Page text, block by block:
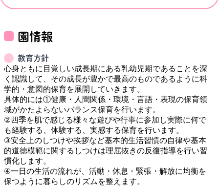
園情報
教育方針
心身ともに目覚しい成長期にある乳幼児期であることを深
く認識して、その成長が豊かで最高のものであるように科
学的・意図的保育を展開していきます。
具体的には①健康・人間関係・環境・言語・表現の保育領
域がかたよらないバランス保育を行います。
②四季を肌で感じる様々な遊びや行事に参加し実際に何で
も経験する、体験する、実感する保育を行います。
③安全上のしつけや挨拶など基本的生活習慣の自律や基本
的道徳模範に関するしつけは理屈抜きの反復指導を行い習
慣化します。
④一日の生活の流れが、活動・休息・緊張・解放に均衡を
保つように暮らしのリズムを整えます。